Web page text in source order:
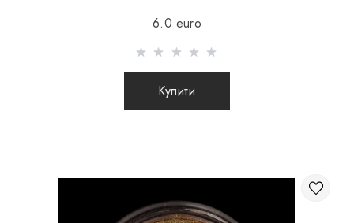
6.0 euro
Купити